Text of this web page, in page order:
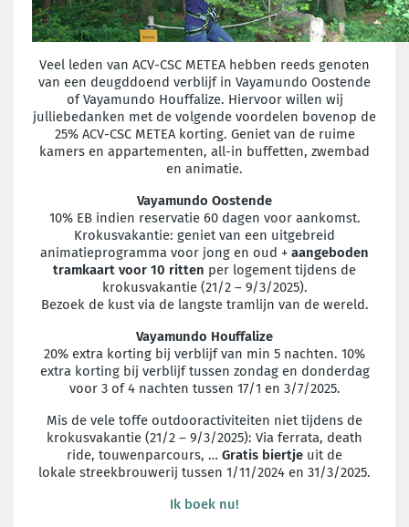
Veel leden van ACV-CSC METEA hebben reeds genoten
van een deugddoend verblijf in Vayamundo Oostende
of Vayamundo Houffalize. Hiervoor willen wij
julliebedanken met de volgende voordelen bovenop de
25% ACV-CSC METEA korting. Geniet van de ruime
kamers en appartementen, all-in buffetten, zwembad
en animatie.
Vayamundo Oostende
10% EB indien reservatie 60 dagen voor aankomst.
Krokusvakantie: geniet van een uitgebreid
animatieprogramma voor jong en oud + aangeboden
tramkaart voor 10 ritten per logement tijdens de
krokusvakantie (21/2 – 9/3/2025).
Bezoek de kust via de langste tramlijn van de wereld.
Vayamundo Houffalize
20% extra korting bij verblijf van min 5 nachten. 10%
extra korting bij verblijf tussen zondag en donderdag
voor 3 of 4 nachten tussen 17/1 en 3/7/2025.
Mis de vele toffe outdooractiviteiten niet tijdens de
krokusvakantie (21/2 – 9/3/2025): Via ferrata, death
ride, touwenparcours, … Gratis biertje uit de
lokale streekbrouwerij tussen 1/11/2024 en 31/3/2025.
Ik boek nu!